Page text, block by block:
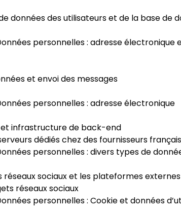
données des utilisateurs et de la base de
personnelles : adresse
et envoi des messages
personnelles : adresse électronique
infrastructure de back-end
dédiés chez des fournisseurs
personnelles : divers types de
réseaux sociaux et les plateformes externes
réseaux sociaux
personnelles : Cookie et données